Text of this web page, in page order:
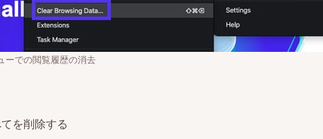
ーでの閲覧履歴の消去
を削除する